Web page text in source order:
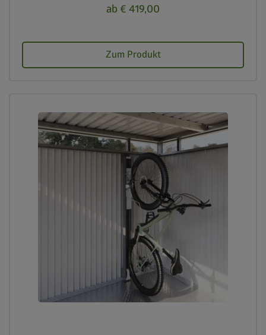
ab € 419,00
Zum Produkt